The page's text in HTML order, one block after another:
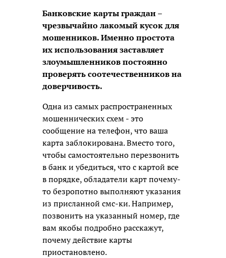
Банковские карты граждан –
чрезвычайно лакомый кусок для
мошенников. Именно простота
их использования заставляет
злоумышленников постоянно
проверять соотечественников на
доверчивость.
Одна из самых распространенных
мошеннических схем - это
сообщение на телефон, что ваша
карта заблокирована. Вместо того,
чтобы самостоятельно перезвонить
в банк и убедиться, что с картой все
в порядке, обладатели карт почему-
то безропотно выполняют указания
из присланной смс-ки. Например,
позвонить на указанный номер, где
вам якобы подробно расскажут,
почему действие карты
приостановлено.